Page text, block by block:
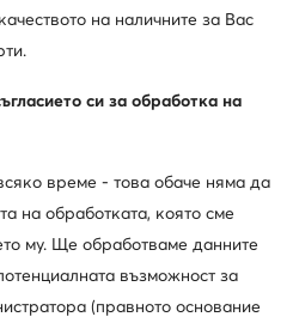
на наличните за Вас
си за обработка на
време - това обаче няма да
на обработката, която сме
му. Ще обработваме данните
възможност за
(правното основание